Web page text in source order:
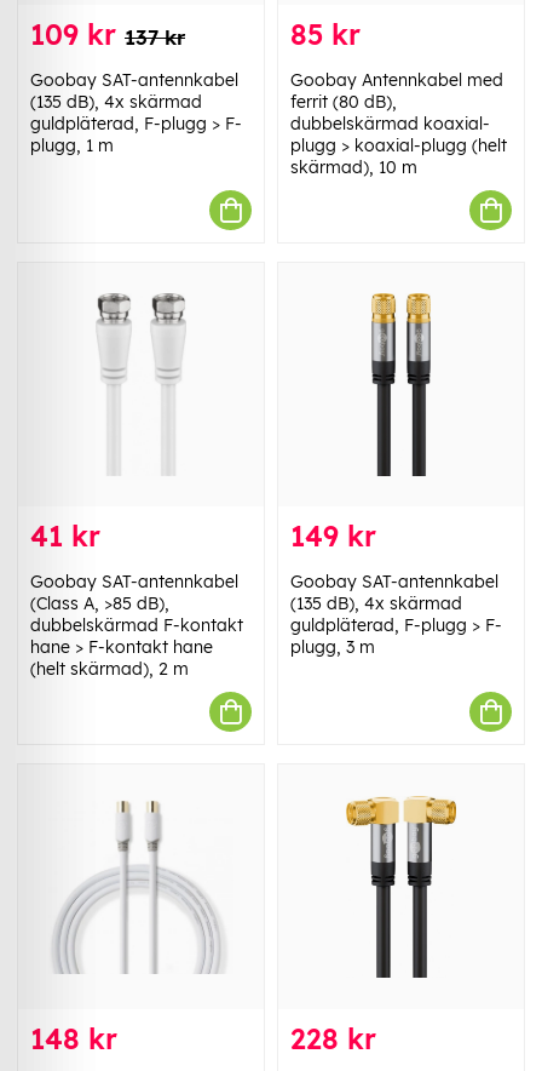
109 kr 137 kr
Goobay SAT-antennkabel
(135 dB), 4x skärmad
guldpläterad, F-plugg > F-
plugg, 1 m
85 kr
Goobay Antennkabel med
ferrit (80 dB),
dubbelskärmad koaxial-
plugg > koaxial-plugg (helt
skärmad), 10 m
41 kr
Goobay SAT-antennkabel
(Class A, >85 dB),
dubbelskärmad F-kontakt
hane > F-kontakt hane
(helt skärmad), 2 m
149 kr
Goobay SAT-antennkabel
(135 dB), 4x skärmad
guldpläterad, F-plugg > F-
plugg, 3 m
148 kr 228 kr